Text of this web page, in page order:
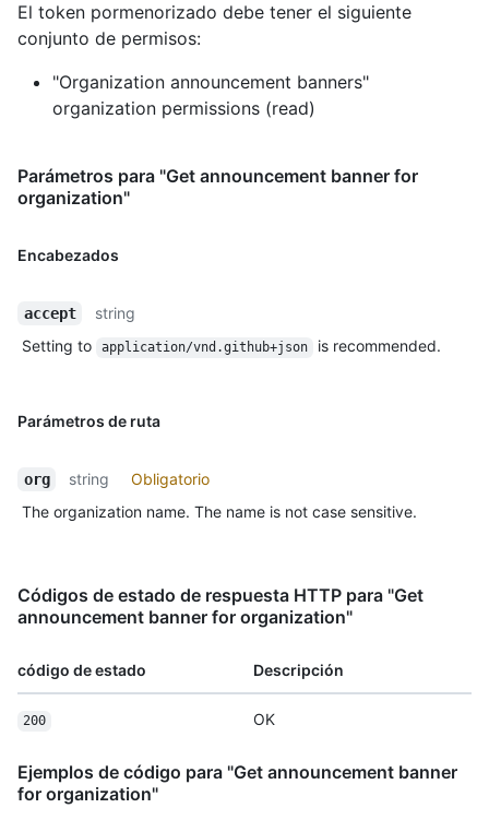
El token pormenorizado debe tener el siguiente
conjunto de permisos:
"Organization announcement banners"
organization permissions (read)
Parámetros para "Get announcement banner for
organization"
Encabezados
accept
string
Setting to
application/vnd.github+json is recommended.
Parámetros de ruta
org string
Obligatorio
The organization name. The name is not case sensitive.
Códigos de estado de respuesta HTTP para "Get
announcement banner for organization"
código de estado Descripción
200 OK
Ejemplos de código para "Get announcement banner
for organization"